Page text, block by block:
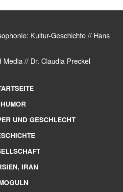
Kultur-Geschichte // Hans
Media // Dr. Claudia Preckel
HUMOR
UND GESCHLECHT
IRAN